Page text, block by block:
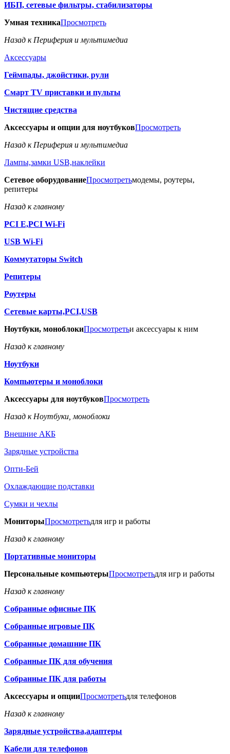
ИБП, сетевые фильтры, стабилизаторы
Умная техникаПросмотреть
Назад к Периферия и мультимедиа
Аксессуары
Геймпады, джойстики, рули
Смарт TV приставки и пульты
Чистящие средства
Аксессуары и опции для ноутбуковПросмотреть
Назад к Периферия и мультимедиа
Лампы,замки USB,наклейки
Сетевое оборудованиеПросмотретьмодемы, роутеры,
репитеры
Назад к главному
PCI E,PCI Wi-Fi
USB Wi-Fi
Коммутаторы Switch
Репитеры
Роутеры
Сетевые карты,PCI,USB
Ноутбуки, моноблокиПросмотретьи аксессуары к ним
Назад к главному
Ноутбуки
Компьютеры и моноблоки
Аксессуары для ноутбуковПросмотреть
Назад к Ноутбуки, моноблоки
Внешние АКБ
Зарядные устройства
Опти-Бей
Охлаждающие подставки
Сумки и чехлы
МониторыПросмотретьдля игр и работы
Назад к главному
Портативные мониторы
Персональные компьютерыПросмотретьдля игр и работы
Назад к главному
Собранные офисные ПК
Собранные игровые ПК
Собранные домашние ПК
Собранные ПК для обучения
Собранные ПК для работы
Аксессуары и опцииПросмотретьдля телефонов
Назад к главному
Зарядные устройства,адаптеры
Кабели для телефонов